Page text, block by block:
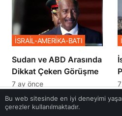
Sudan ve ABD Arasında
Dikkat Çeken Görüşme
İSRAİL-AMERİKA-BATI
7 ay önce
Bu web sitesinde en iyi deneyimi
çerezler kullanılmaktadır.
Anasayfa Akış